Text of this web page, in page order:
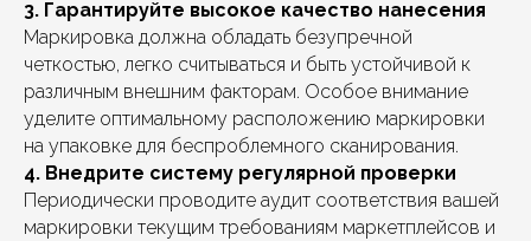
3. Гарантируйте высокое качество нанесения
Маркировка должна обладать безупречной
четкостью, легко считываться и быть устойчивой к
различным внешним факторам. Особое внимание
уделите оптимальному расположению маркировки
на упаковке для беспроблемного сканирования.
4. Внедрите систему регулярной проверки
Периодически проводите аудит соответствия вашей
маркировки текущим требованиям маркетплейсов и